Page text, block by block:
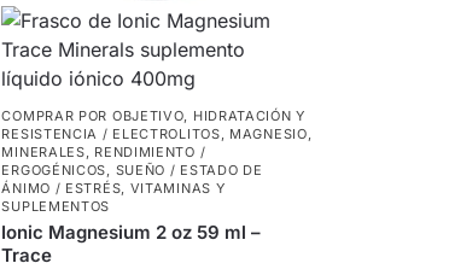
COMPRAR POR OBJETIVO, HIDRATACIÓN Y
RESISTENCIA / ELECTROLITOS, MAGNESIO,
MINERALES, RENDIMIENTO /
ERGOGÉNICOS, SUEÑO / ESTADO DE
ÁNIMO / ESTRÉS, VITAMINAS Y
SUPLEMENTOS
Ionic Magnesium 2 oz 59 ml –
Trace